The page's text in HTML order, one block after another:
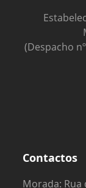
(Despacho
Contactos
Morada: Rua